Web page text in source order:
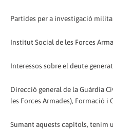
Partides per a investigació
Institut Social de les Forces
Interessos sobre el deute
Direcció general de la Guàrdia
les Forces Armades), Formació i
Sumant aquests capítols, tenim